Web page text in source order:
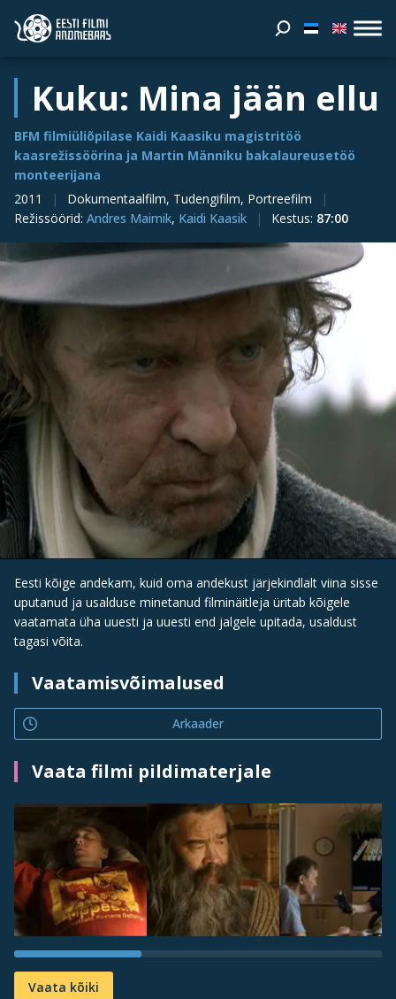
Kuku: Mina jään ellu
BFM filmiüliõpilase Kaidi Kaasiku magistritöö
kaasrežissöörina ja Martin Männiku bakalaureusetöö
monteerijana
2011
Dokumentaalfilm, Tudengifilm, Portreefilm
Režissöörid: Andres Maimik, Kaidi Kaasik Kestus: 87:00
Eesti kõige andekam, kuid oma andekust järjekindlalt viina sisse
uputanud ja usalduse minetanud filminäitleja üritab kõigele
vaatamata üha uuesti ja uuesti end jalgele upitada, usaldust
tagasi võita.
Vaatamisvõimalused
Arkaader
Vaata filmi pildimaterjale
Vaata kõiki